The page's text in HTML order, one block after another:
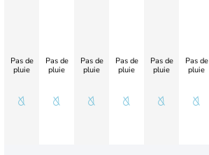
Pas de
pluie
Pas de
pluie
Pas de
pluie
Pas de
pluie
Pas de
pluie
Pas de
pluie